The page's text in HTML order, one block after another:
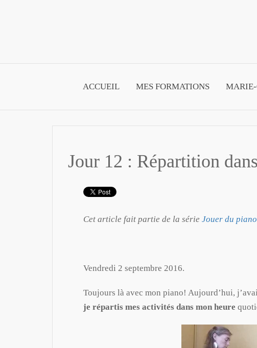
ACCUEIL MES FORMATIONS
Jour 12 : Répartition
Cet article fait partie de la série Jouer du
Vendredi 2 septembre 2016.
Toujours là avec mon piano! Aujourd’hui,
je répartis mes activités dans mon heure